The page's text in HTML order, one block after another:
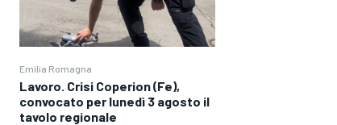
Emilia Romagna
Lavoro. Crisi Coperion (Fe),
convocato per lunedì 3 agosto il
tavolo regionale